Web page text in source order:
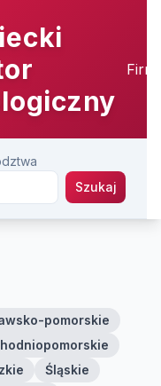
Szukaj
pomorskie
Śląskie